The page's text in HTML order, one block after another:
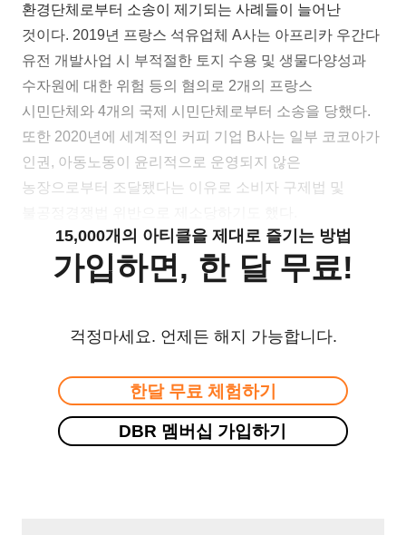
환경단체로부터 소송이 제기되는 사례들이 늘어난
것이다. 2019년 프랑스 석유업체 A사는 아프리카 우간다
유전 개발사업 시 부적절한 토지 수용 및 생물다양성과
수자원에 대한 위험 등의 혐의로 2개의 프랑스
시민단체와 4개의 국제 시민단체로부터 소송을 당했다.
또한 2020년에 세계적인 커피 기업 B사는 일부 코코아가
인권, 아동노동이 윤리적으로 운영되지 않은
농장으로부터 조달됐다는 이유로 소비자 구제법 및
15,000개의 아티클을 제대로 즐기는 방법
가입하면, 한 달 무료!
걱정마세요. 언제든 해지 가능합니다.
한달 무료 체험하기
DBR 멤버십 가입하기